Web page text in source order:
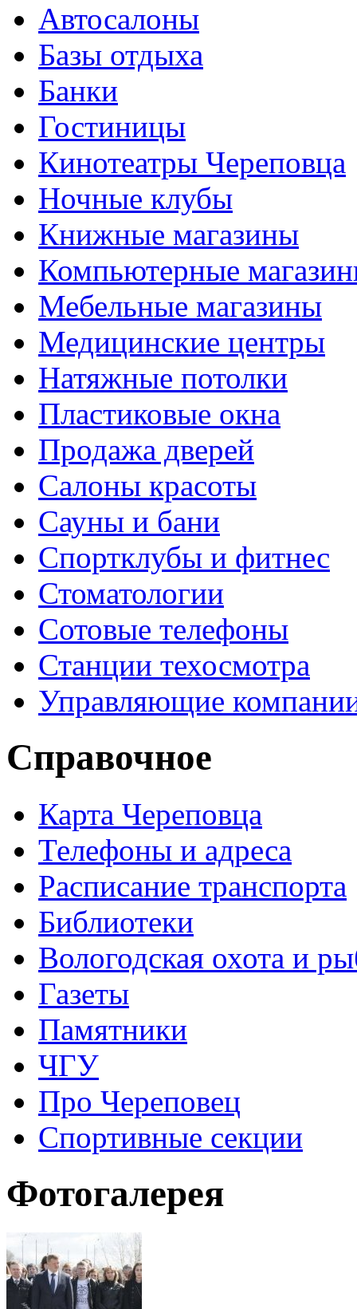
Автосалоны
Базы отдыха
Банки
Гостиницы
Кинотеатры Череповца
Ночные клубы
Книжные магазины
Компьютерные
Мебельные магазины
Медицинские центры
Натяжные потолки
Пластиковые окна
Продажа дверей
Салоны красоты
Сауны и бани
Спортклубы и фитнес
Стоматологии
Сотовые телефоны
Станции техосмотра
Управляющие
Справочное
Карта Череповца
Телефоны и адреса
Расписание транспорта
Библиотеки
Вологодская охота и
Газеты
Памятники
ЧГУ
Про Череповец
Спортивные секции
Фотогалерея